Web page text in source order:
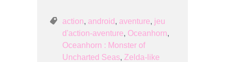
action, android, aventure, jeu
d'action-aventure, Oceanhorn,
Oceanhorn : Monster of
Uncharted Seas, Zelda-like